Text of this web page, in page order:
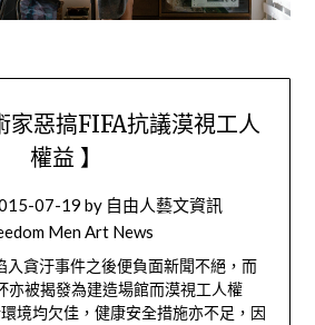
家惡搞FIFA抗議漠視工人
權益 】
07-19 by 自由人藝文資訊
Men Art News
入貪汙事件之後便負面新聞不絕，而
亦被揭發為建造場館而漠視工人權
境均欠佳，健康安全措施亦不足，因